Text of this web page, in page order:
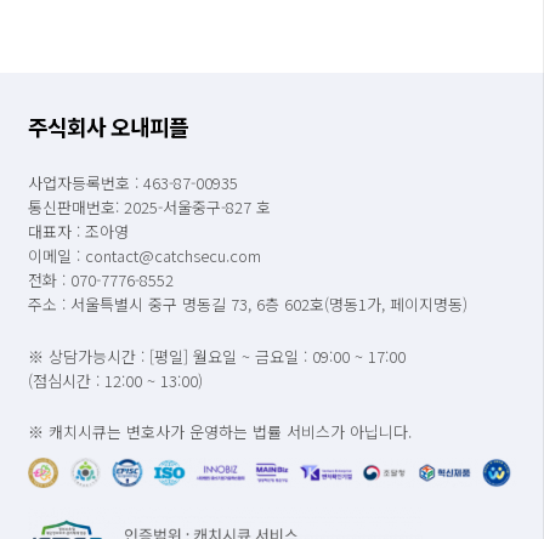
주식회사 오내피플
사업자등록번호 : 463-87-00935
통신판매번호: 2025-서울중구-827 호
대표자 : 조아영
이메일 : contact@catchsecu.com
전화 : 070-7776-8552
주소 : 서울특별시 중구 명동길 73, 6층 602호(명동1가, 페이지명동)
※ 상담가능시간 : [평일] 월요일 ~ 금요일 : 09:00 ~ 17:00
(점심시간 : 12:00 ~ 13:00)
※ 캐치시큐는 변호사가 운영하는 법률 서비스가 아닙니다.